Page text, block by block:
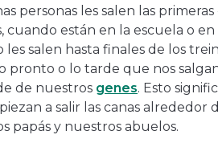
personas les salen las
cuando están en la escuela o
les salen hasta finales de los
pronto o lo tarde que nos
de nuestros genes. Esto
a salir las canas alrededor
papás y nuestros abuelos.